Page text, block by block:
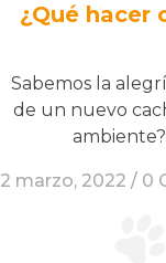
¿Qué hacer
Sabemos la
de un nuevo
2 marzo, 2022 / 0